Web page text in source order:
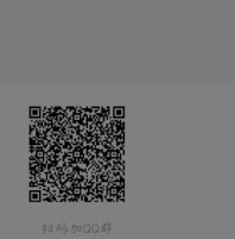
扫码加QQ群